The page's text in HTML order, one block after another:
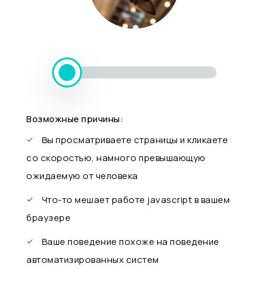
Возможные причины:
Вы просматриваете страницы и кликаете
со скоростью, намного превышающую
ожидаемую от человека
Что-то мешает работе javascript в вашем
браузере
Ваше поведение похоже на поведение
автоматизированных систем